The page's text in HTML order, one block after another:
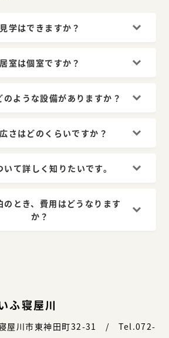
見学はできますか？
居室は個室ですか？
のような設備がありますか？
さはどのくらいですか？
いて詳しく知りたいです。
のとき、費用はどうなります
か？
ふ寝屋川
屋川市東神田町32-31 / Tel.072-